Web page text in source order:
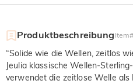
Produktbeschreibung Item#
“Solide wie die Wellen, zeitlos
Jeulia klassische Wellen-
verwendet die zeitlose Welle als